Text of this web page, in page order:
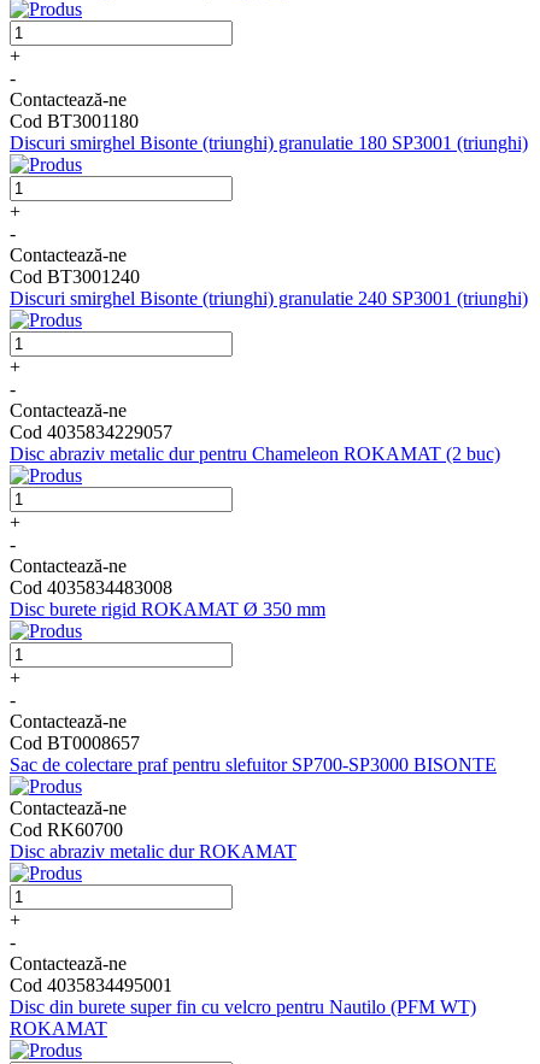
+
-
Contactează-ne
Cod BT3001180
Discuri smirghel Bisonte (triunghi) granulatie 180 SP3001 (triunghi)
+
-
Contactează-ne
Cod BT3001240
Discuri smirghel Bisonte (triunghi) granulatie 240 SP3001 (triunghi)
+
-
Contactează-ne
Cod 4035834229057
Disc abraziv metalic dur pentru Chameleon ROKAMAT (2 buc)
+
-
Contactează-ne
Cod 4035834483008
Disc burete rigid ROKAMAT Ø 350 mm
+
-
Contactează-ne
Cod BT0008657
Sac de colectare praf pentru slefuitor SP700-SP3000 BISONTE
Contactează-ne
Cod RK60700
Disc abraziv metalic dur ROKAMAT
+
-
Contactează-ne
Cod 4035834495001
Disc din burete super fin cu velcro pentru Nautilo (PFM WT)
ROKAMAT